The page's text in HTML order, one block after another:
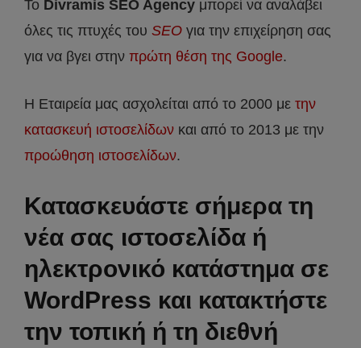
Το Divramis SEO Agency μπορεί να αναλάβει
όλες τις πτυχές του SEO για την επιχείρηση σας
για να βγει στην πρώτη θέση της Google.
Η Εταιρεία μας ασχολείται από το 2000 με την
κατασκευή ιστοσελίδων και από το 2013 με την
προώθηση ιστοσελίδων.
Κατασκευάστε σήμερα τη
νέα σας ιστοσελίδα ή
ηλεκτρονικό κατάστημα σε
WordPress και κατακτήστε
την τοπική ή τη διεθνή